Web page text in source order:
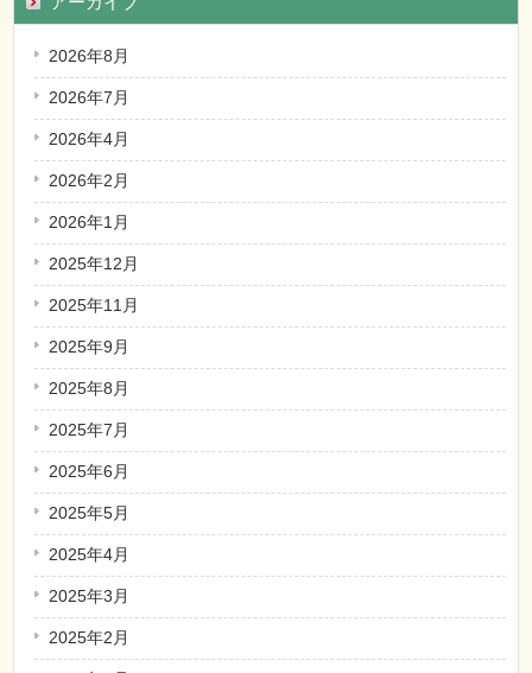
2026年8月
2026年7月
2026年4月
2026年2月
2026年1月
2025年12月
2025年11月
2025年9月
2025年8月
2025年7月
2025年6月
2025年5月
2025年4月
2025年3月
2025年2月